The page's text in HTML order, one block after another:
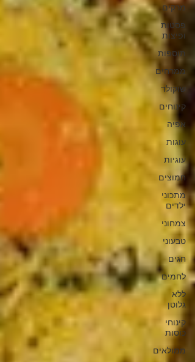
מרקים
פסטות
ופיצות
תוספות
ממרחים
שוקולד
קינוחים
אפיה
עוגות
עוגיות
חמוצים
מתכוני
ילדים
צמחוני
טבעוני
חגים
לחמים
ללא
גלוטן
קינוחי
כוסות
ממולאים